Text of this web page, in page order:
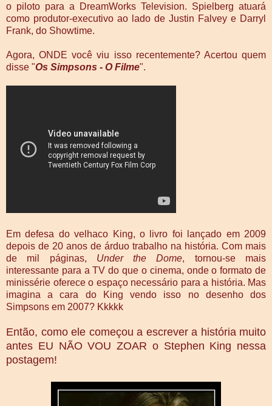
o piloto para a DreamWorks Television. Spielberg atuará
como produtor-executivo ao lado de Justin Falvey e Darryl
Frank, do Showtime.
Agora, ONDE você viu isso recentemente? Acertou quem
disse "Os Simpsons - O Filme".
Em defesa do velhaco King, o livro foi lançado em 2009
depois de 20 anos de árduo trabalho na história. Com mais
de mil páginas, Under the Dome, tornou-se mais
interessante para a TV do que o cinema, onde o formato de
minissérie oferece o espaço necessário para a história. Mas
imagina a cara do King vendo isso no desenho dos
Simpsons em 2007? Kkkkk
Então, como ele começou a escrever a história muito
antes EU NÃO VOU ZOAR o Stephen King nessa
postagem!